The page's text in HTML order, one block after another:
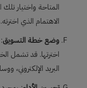
المتاحة واختيار
الاهتمام الذي اخترته.
وضع خطة التسويق
اخترتها. قد تشمل
البريد الإلكتروني،